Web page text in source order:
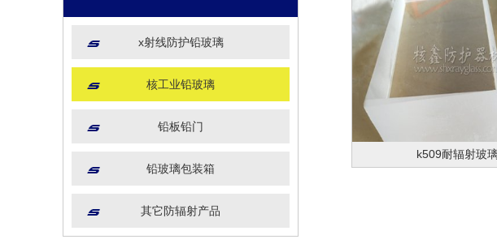
x射线防护铅玻璃
核工业铅玻璃
铅板铅门
铅玻璃包装箱
其它防辐射产品
k509耐辐射玻